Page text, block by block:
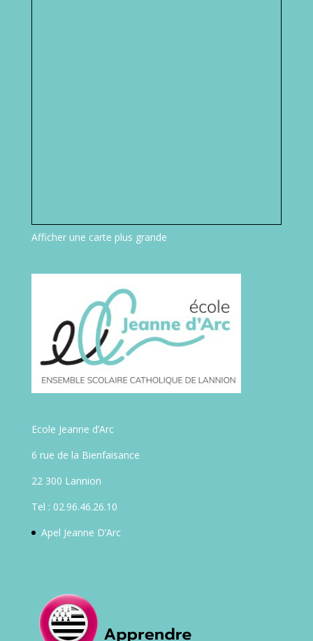
Afficher une carte plus grande
Ecole Jeanne d’Arc
6 rue de la Bienfaisance
22 300 Lannion
Tel : 02.96.46.26.10
Apel Jeanne D’Arc